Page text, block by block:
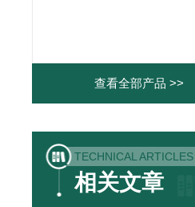
查看全部产品 >>
TECHNICAL ARTICLES
相关文章